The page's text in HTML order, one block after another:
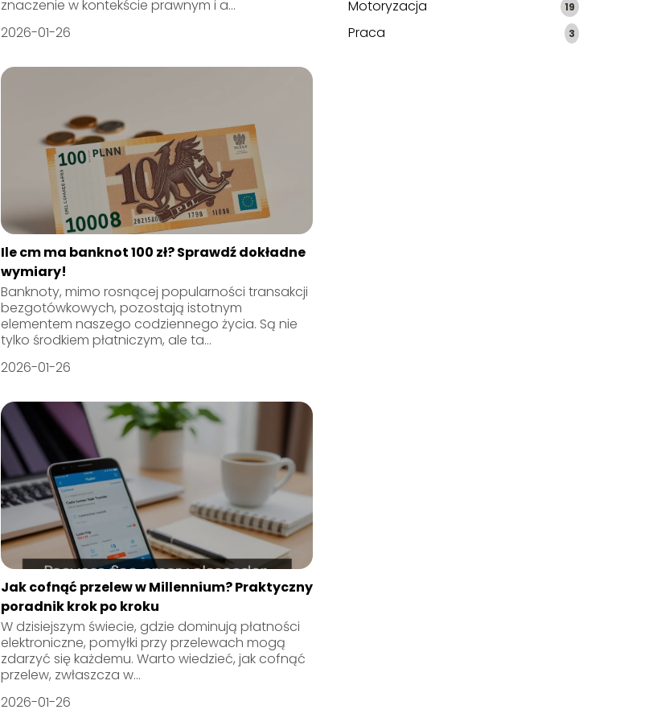
znaczenie w kontekście prawnym i a...
2026-01-26
Ile cm ma banknot 100 zł? Sprawdź dokładne
wymiary!
Banknoty, mimo rosnącej popularności transakcji
bezgotówkowych, pozostają istotnym
elementem naszego codziennego życia. Są nie
tylko środkiem płatniczym, ale ta...
2026-01-26
Jak cofnąć przelew w Millennium? Praktyczny
poradnik krok po kroku
W dzisiejszym świecie, gdzie dominują płatności
elektroniczne, pomyłki przy przelewach mogą
zdarzyć się każdemu. Warto wiedzieć, jak cofnąć
przelew, zwłaszcza w...
2026-01-26
Motoryzacja 19
Praca 3